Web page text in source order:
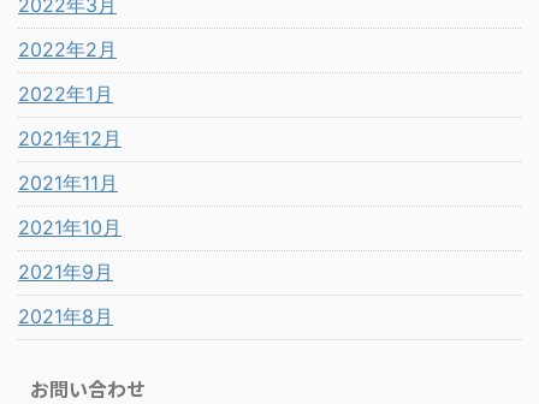
2022年3月
2022年2月
2022年1月
2021年12月
2021年11月
2021年10月
2021年9月
2021年8月
お問い合わせ